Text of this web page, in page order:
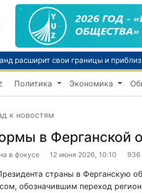
Политика Экономика
к новостям
в Ферганской
в фокусе 12 июня 2026, 10:10 936
страны в Ферганскую
обозначившим переход